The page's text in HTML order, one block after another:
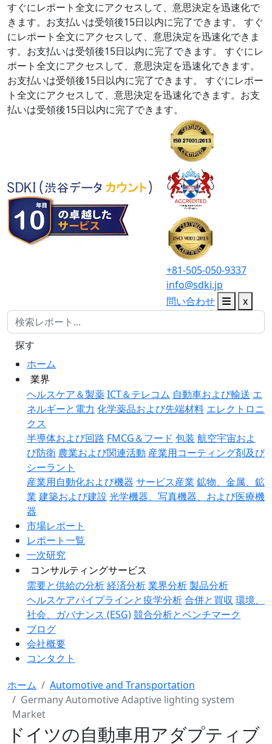
すぐにレポート全文にアクセスして、意思決定を迅速化で
きます。お支払いは受領後15日以内に完了できます。
すぐ
にレポート全文にアクセスして、意思決定を迅速化できま
す。お支払いは受領後15日以内に完了できます。
すぐにレ
ポート全文にアクセスして、意思決定を迅速化できます。
お支払いは受領後15日以内に完了できます。
すぐにレポー
ト全文にアクセスして、意思決定を迅速化できます。お支
払いは受領後15日以内に完了できます。
+81-505-050-9337
info@sdki.jp
問い合わせ
x
ホーム
業界
ヘルスケア＆製薬ICT＆テレコム 自動車および輸送 エ
ネルギーと電力 化学薬品および先端材料 エレクトロニ
クス
半導体および回路 FMCG＆フード 包装 航空宇宙およ
び防衛 農業および関連活動 産業用コーティング剤及び
シーラント
産業用自動化および機器 サービス産業 鉱物、金属、鉱
業 建築および建設 光学機器、写真機器、および医療機
器
市場レポート
レポート一覧
一次研究
コンサルティングサービス
需要と供給の分析経済分析業界分析製品分析
ヘルスケアパイプラインと疫学分析合併と買収 環境、
社会、ガバナンス (ESG)競合分析とベンチマーク
ブログ
会社概要
コンタクト
探す
ホーム
Automotive and Transportation
Germany Automotive Adaptive lighting system
Market
ドイツの自動車用アダプティブ